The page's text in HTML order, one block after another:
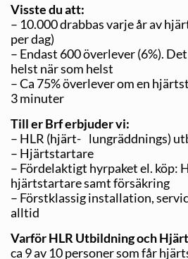
Visste du att:
– 10.000 drabbas varje år av
per dag)
– Endast 600 överlever (6%).
helst när som helst
– Ca 75% överlever om en
3 minuter
Till er Brf erbjuder vi:
– HLR (hjärt- lungräddnings)
– Hjärtstartare
– Fördelaktigt hyrpaket el. köp:
hjärtstartare samt försäkring
– Förstklassig installation,
alltid
Varför HLR Utbildning och
ca 9 av 10 personer som får